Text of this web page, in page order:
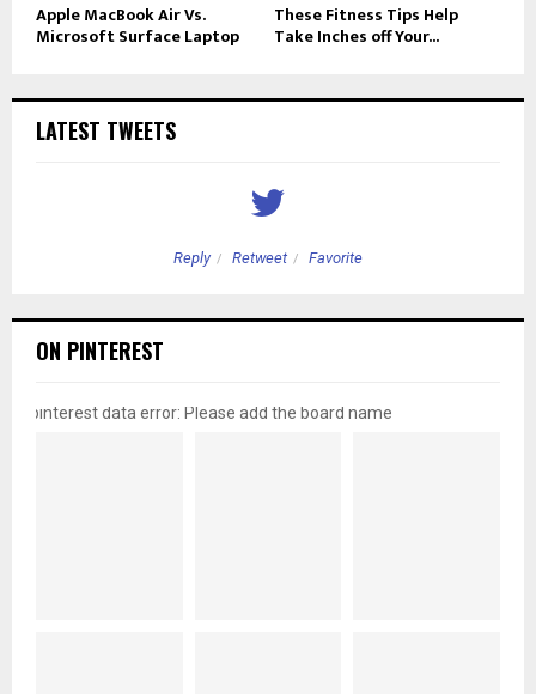
Apple MacBook Air Vs.
Microsoft Surface Laptop
These Fitness Tips Help
Take Inches off Your...
LATEST TWEETS
Reply Retweet Favorite
ON PINTEREST
pinterest data error: Please add the board name